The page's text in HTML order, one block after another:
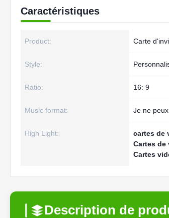
Caractéristiques
Product: Carte
Style:
Ratio: 16: 9
Music format: Je ne peux
High Light: cartes de
Cartes
Cartes
Description de